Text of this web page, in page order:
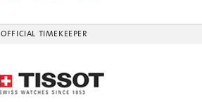
OFFICIAL TIMEKEEPER